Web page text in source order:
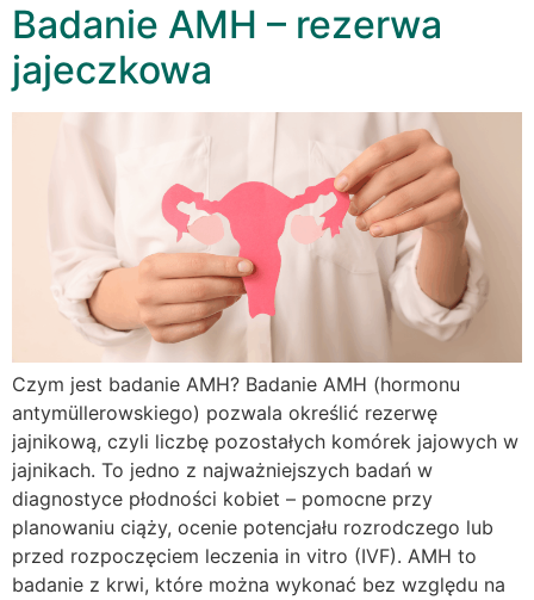
Badanie AMH – rezerwa
jajeczkowa
Czym jest badanie AMH? Badanie AMH (hormonu
antymüllerowskiego) pozwala określić rezerwę
jajnikową, czyli liczbę pozostałych komórek jajowych w
jajnikach. To jedno z najważniejszych badań w
diagnostyce płodności kobiet – pomocne przy
planowaniu ciąży, ocenie potencjału rozrodczego lub
przed rozpoczęciem leczenia in vitro (IVF). AMH to
badanie z krwi, które można wykonać bez względu na